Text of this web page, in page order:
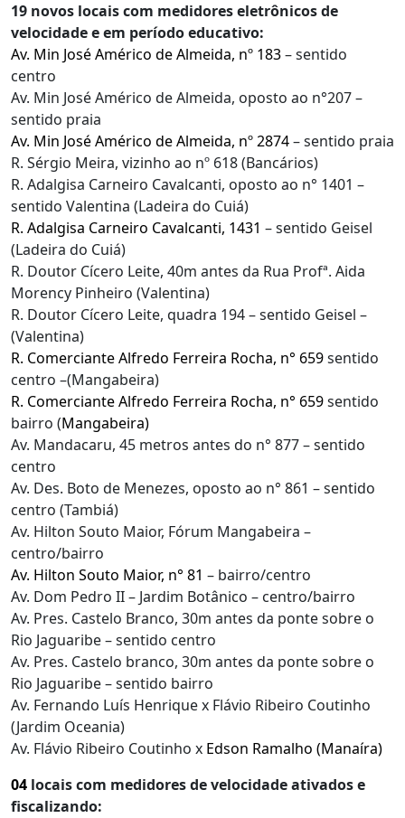
19 novos locais com medidores eletrônicos de
velocidade e em período educativo:
Av. Min José Américo de Almeida, nº 183– sentido
centro
Av. Min José Américo de Almeida, oposto ao n°207 –
sentido praia
Av. Min José Américo de Almeida, nº 2874– sentido praia
R. Sérgio Meira, vizinho ao nº 618 (Bancários)
R. Adalgisa Carneiro Cavalcanti, oposto ao n° 1401 –
sentido Valentina (Ladeira do Cuiá)
R. Adalgisa Carneiro Cavalcanti, 1431 – sentido Geisel
(Ladeira do Cuiá)
R. Doutor Cícero Leite, 40m antes da Rua Profª. Aida
Morency Pinheiro (Valentina)
R. Doutor Cícero Leite, quadra 194 – sentido Geisel –
(Valentina)
R. Comerciante Alfredo Ferreira Rocha, n° 659sentido
centro –(Mangabeira)
R. Comerciante Alfredo Ferreira Rocha, n° 659sentido
bairro (Mangabeira)
Av. Mandacaru, 45 metros antes do n° 877 – sentido
centro
Av. Des. Boto de Menezes, oposto ao n° 861 – sentido
centro (Tambiá)
Av. Hilton Souto Maior, Fórum Mangabeira –
centro/bairro
Av. Hilton Souto Maior, n° 81 – bairro/centro
Av. Dom Pedro II – Jardim Botânico – centro/bairro
Av. Pres. Castelo Branco, 30m antes da ponte sobre o
Rio Jaguaribe – sentido centro
Av. Pres. Castelo branco, 30m antes da ponte sobre o
Rio Jaguaribe – sentido bairro
Av. Fernando Luís Henrique x Flávio Ribeiro Coutinho
(Jardim Oceania)
Av. Flávio Ribeiro Coutinho x Edson Ramalho (Manaíra)
04 locais com medidores de velocidade ativados e
fiscalizando: